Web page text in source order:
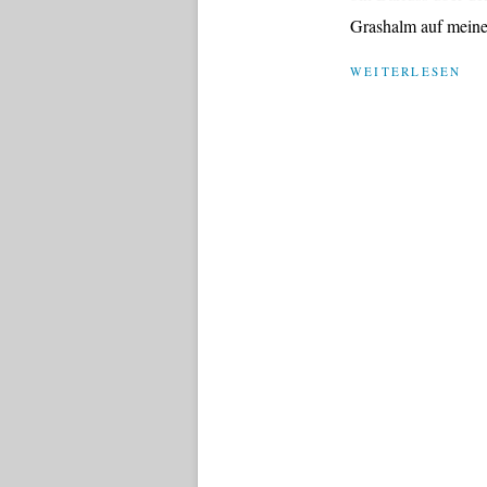
Grashalm auf
WEITERLESEN